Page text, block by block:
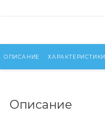
ОПИСАНИЕ ХАРАКТЕРИСТИКИ
Описание